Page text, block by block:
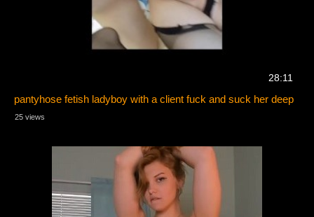
28:11
pantyhose fetish ladyboy with a client fuck and suck her deep
25 views